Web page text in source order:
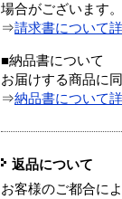
場合がございます。
⇒請求書について
■納品書について
お届けする商品に
⇒納品書について
返品について
お客様のご都合に